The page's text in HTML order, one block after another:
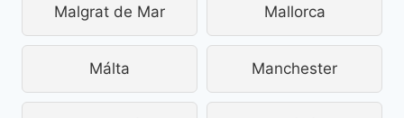
Malgrat de Mar Mallorca
Málta Manchester